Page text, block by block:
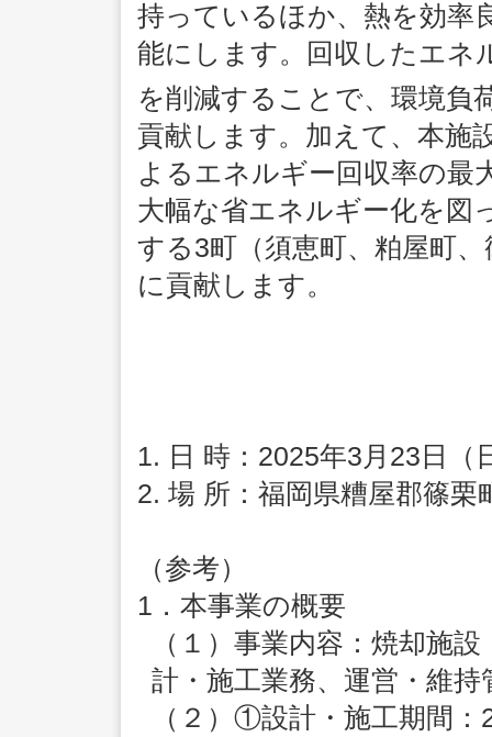
持っているほか、熱を効率
能にします。回収したエネ
を削減することで、環境負
貢献します。加えて、本施
よるエネルギー回収率の最
大幅な省エネルギー化を図
する3町（須恵町、粕屋町
に貢献します。
1. 日 時：2025年3月23日（
2. 場 所：福岡県糟屋郡篠栗
（参考）
1．本事業の概要
（１）事業内容：焼却施
計・施工業務、運営・維持
（２）①設計・施工期間